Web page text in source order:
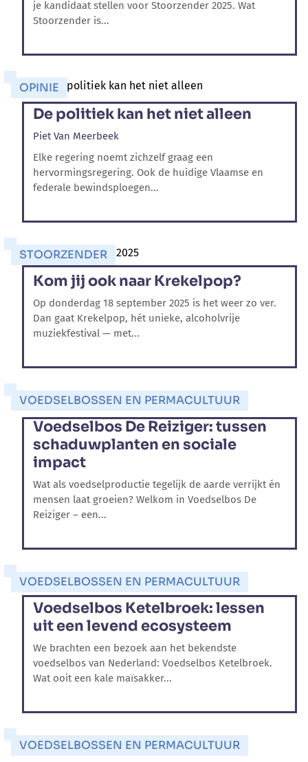
je kandidaat stellen voor Stoorzender 2025. Wat
Stoorzender is...
OPINIE
De politiek kan het niet alleen
Piet Van Meerbeek
Elke regering noemt zichzelf graag een
hervormingsregering. Ook de huidige Vlaamse en
federale bewindsploegen...
STOORZENDER
Kom jij ook naar Krekelpop?
Op donderdag 18 september 2025 is het weer zo ver.
Dan gaat Krekelpop, hét unieke, alcoholvrije
muziekfestival — met...
VOEDSELBOSSEN EN PERMACULTUUR
Voedselbos De Reiziger: tussen
schaduwplanten en sociale
impact
Wat als voedselproductie tegelijk de aarde verrijkt én
mensen laat groeien? Welkom in Voedselbos De
Reiziger – een...
VOEDSELBOSSEN EN PERMACULTUUR
Voedselbos Ketelbroek: lessen
uit een levend ecosysteem
We brachten een bezoek aan het bekendste
voedselbos van Nederland: Voedselbos Ketelbroek.
Wat ooit een kale maïsakker...
VOEDSELBOSSEN EN PERMACULTUUR